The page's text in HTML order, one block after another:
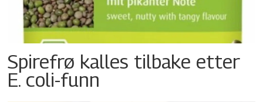
Spirefrø kalles tilbake etter
E. coli-funn